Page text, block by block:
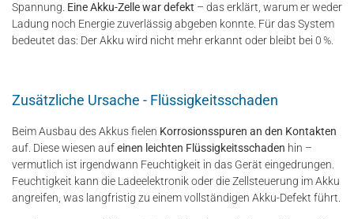
Spannung. Eine Akku-Zelle war defekt – das erklärt, warum er weder
Ladung noch Energie zuverlässig abgeben konnte. Für das System
bedeutet das: Der Akku wird nicht mehr erkannt oder bleibt bei 0 %.
Zusätzliche Ursache - Flüssigkeitsschaden
Beim Ausbau des Akkus fielen Korrosionsspuren an den Kontakten
auf. Diese wiesen aufeinen leichten Flüssigkeitsschaden hin –
vermutlich ist irgendwann Feuchtigkeit in das Gerät eingedrungen.
Feuchtigkeit kann die Ladeelektronik oder die Zellsteuerung im Akku
angreifen, was langfristig zu einem vollständigen Akku-Defekt führt.